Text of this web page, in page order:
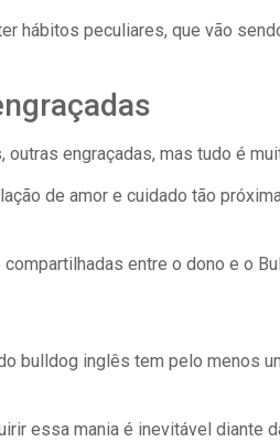
hábitos peculiares, que vão
engraçadas, mas tudo é
de amor e cuidado tão
entre o dono e o
bulldog inglês tem pelo menos
essa mania é inevitável diante